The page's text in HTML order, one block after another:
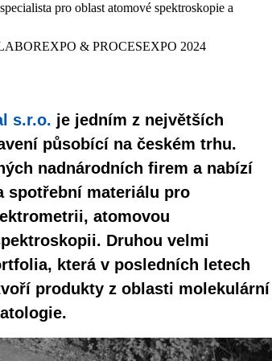
pro oblast atomové spektroskopie a
& PROCESEXPO 2024
s.r.o. je jedním z největších
působící na českém trhu.
nadnárodních firem a nabízí
spotřební materiálu pro
atomovou
Druhou velmi
která v posledních letech
produkty z oblasti molekulární